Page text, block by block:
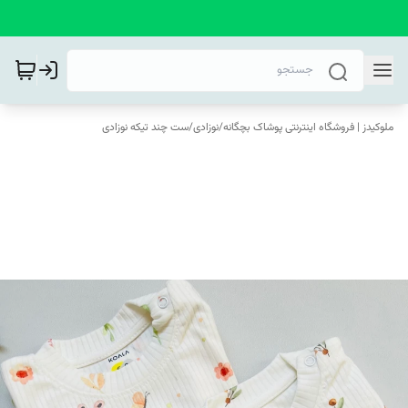
ملوکیدز | فروشگاه اینترنتی پوشاک بچگانه/نوزادی/ست چند تیکه نوزادی